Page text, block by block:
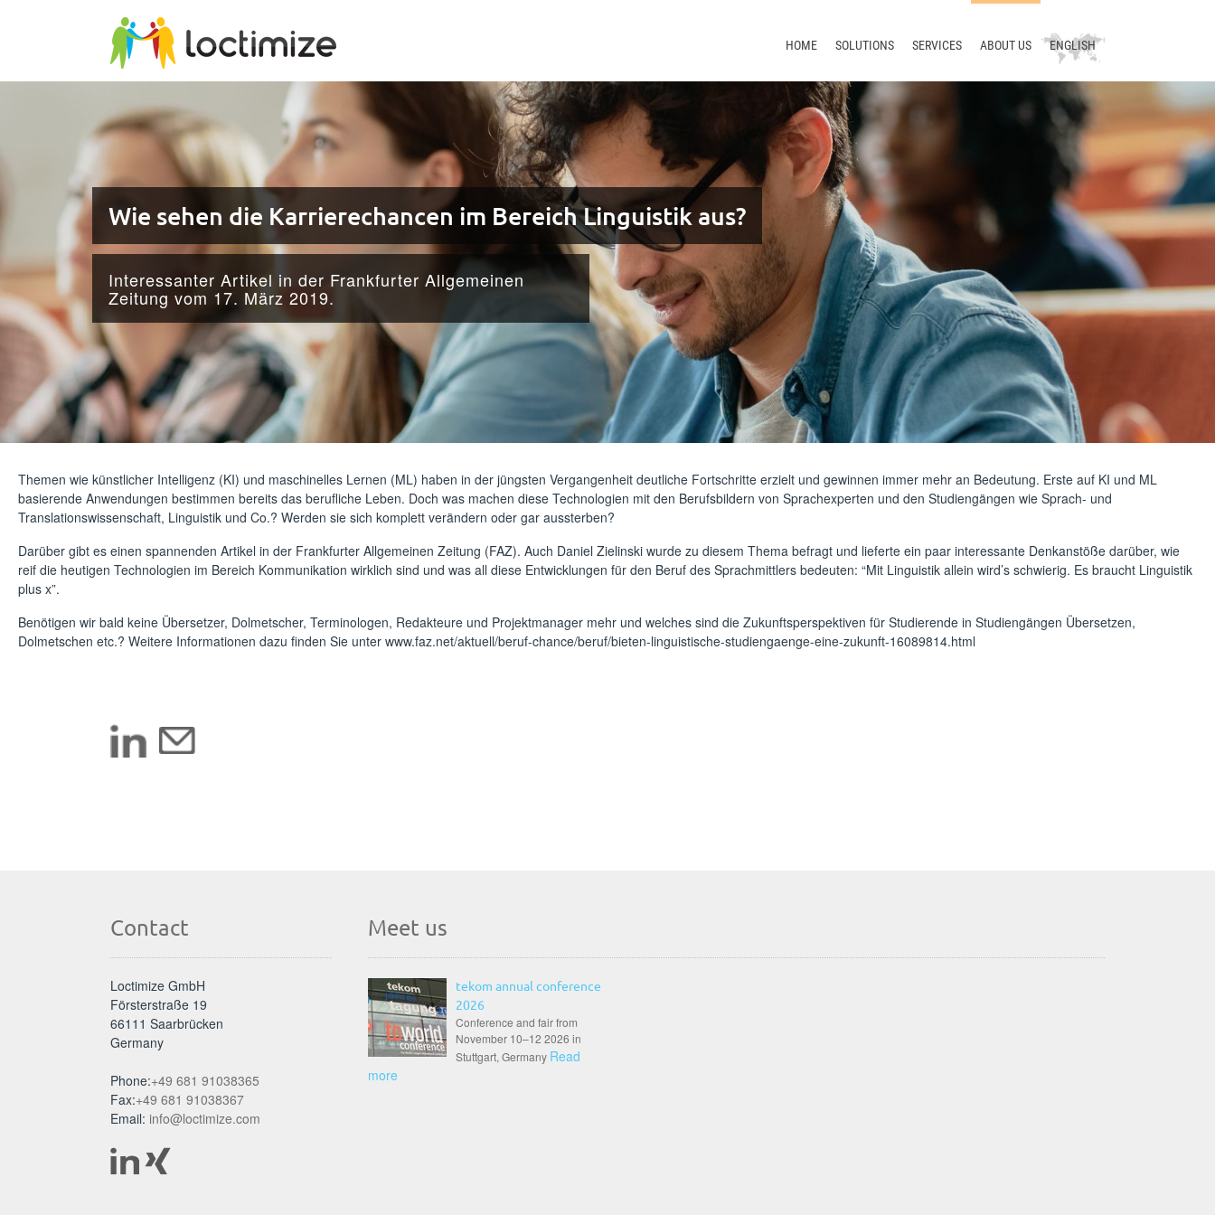
HOME SOLUTIONS
Terminology
Translation
Localization
SERVICES
Training
Terminology management
Smart Translation Factory
ABOUT US ENGLISH
русский
Wie sehen die Karriere­chancen im Bereich Linguistik aus?
Interessanter Artikel in der Frankfurter Allgemeinen
Zeitung vom 17. März 2019.
Themen wie künstlicher Intelligenz (KI) und maschinelles Lernen (ML) haben in der jüngsten Vergangenheit deutliche Fortschritte erzielt und gewinnen immer mehr an Bedeutung. Erste auf KI und ML
basierende Anwendungen bestimmen bereits das berufliche Leben. Doch was machen diese Technologien mit den Berufsbildern von Sprachexperten und den Studiengängen wie Sprach- und
Translationswissenschaft, Linguistik und Co.? Werden sie sich komplett verändern oder gar aussterben?
Darüber gibt es einen spannenden Artikel in der Frankfurter Allgemeinen Zeitung (FAZ). Auch Daniel Zielinski wurde zu diesem Thema befragt und lieferte ein paar interessante Denkanstöße darüber, wie
reif die heutigen Technologien im Bereich Kommunikation wirklich sind und was all diese Entwicklungen für den Beruf des Sprachmittlers bedeuten: “Mit Linguistik allein wird’s schwierig. Es braucht Linguistik
plus x”.
Benötigen wir bald keine Übersetzer, Dolmetscher, Terminologen, Redakteure und Projektmanager mehr und welches sind die Zukunftsperspektiven für Studierende in Studiengängen Übersetzen,
Dolmetschen etc.? Weitere Informationen dazu finden Sie unter www.faz.net/aktuell/beruf-chance/beruf/bieten-linguistische-studiengaenge-eine-zukunft-16089814.html
Contact
Loctimize GmbH
Försterstraße 19
66111 Saarbrücken
Germany
Phone:+49 681 91038365
Fax:+49 681 91038367
Email: info@loctimize.com
Meet us
tekom annual conference
2026
Conference and fair from
November 10–12 2026 in
Stuttgart, Germany Read
more